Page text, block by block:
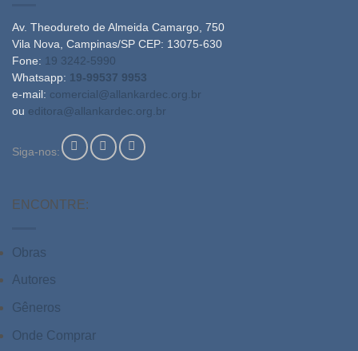
Av. Theodureto de Almeida Camargo, 750
Vila Nova, Campinas/SP CEP: 13075-630
Fone: 19 3242-5990
Whatsapp: 19-99537 9953
e-mail: comercial@allankardec.org.br
ou editora@allankardec.org.br
Siga-nos:
ENCONTRE:
Obras
Autores
Gêneros
Onde Comprar